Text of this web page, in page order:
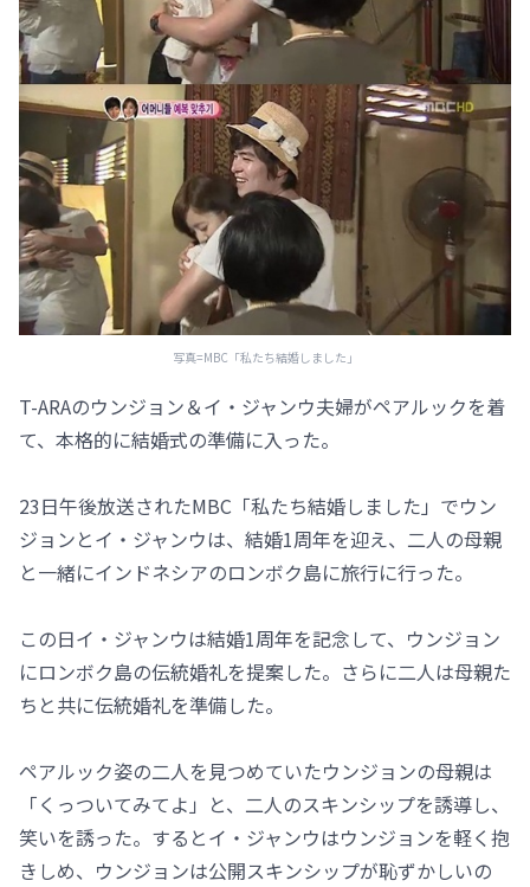
写真=MBC「私たち結婚しました」
T-ARAのウンジョン＆イ・ジャンウ夫婦がペアルックを着
て、本格的に結婚式の準備に入った。
23日午後放送されたMBC「私たち結婚しました」でウン
ジョンとイ・ジャンウは、結婚1周年を迎え、二人の母親
と一緒にインドネシアのロンボク島に旅行に行った。
この日イ・ジャンウは結婚1周年を記念して、ウンジョン
にロンボク島の伝統婚礼を提案した。さらに二人は母親た
ちと共に伝統婚礼を準備した。
ペアルック姿の二人を見つめていたウンジョンの母親は
「くっついてみてよ」と、二人のスキンシップを誘導し、
笑いを誘った。するとイ・ジャンウはウンジョンを軽く抱
きしめ、ウンジョンは公開スキンシップが恥ずかしいの